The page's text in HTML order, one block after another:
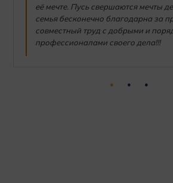
её мечте. Пусь свершаются мечты
семья бесконечно благодарна за
совместный труд с добрыми и
профессионалами своего дела!!!